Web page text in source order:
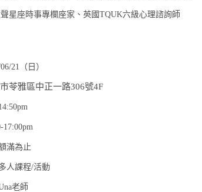
星座時事專欄座家、英國TQUK六級心理諮詢師
（日）
苓雅區中正一路306號4F
滿為止
人課程/活動
老師